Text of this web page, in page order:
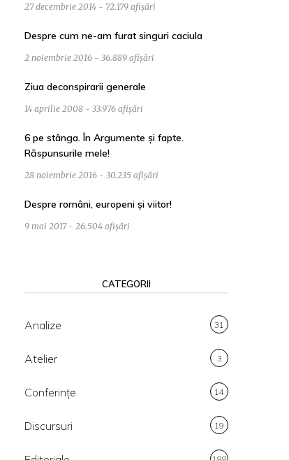
27 decembrie 2014 - 72.179 afișări
Despre cum ne-am furat singuri caciula
2 noiembrie 2016 - 36.889 afișări
Ziua deconspirarii generale
14 aprilie 2008 - 33.976 afișări
6 pe stânga. În Argumente și fapte.
Răspunsurile mele!
28 noiembrie 2016 - 30.235 afișări
Despre români, europeni și viitor!
9 mai 2017 - 26.504 afișări
CATEGORII
Analize 31
Atelier 3
Conferințe 14
Discursuri 19